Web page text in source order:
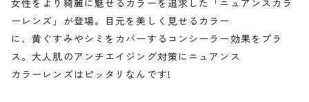
女性をより綺麗に魅せるカラーを追求した「ニュアンスカラ
ーレンズ」が登場。目元を美しく見せるカラー
に、黄ぐすみやシミをカバーするコンシーラー効果をプラ
ス。大人肌のアンチエイジング対策にニュアンス
カラーレンズはピッタリなんです!